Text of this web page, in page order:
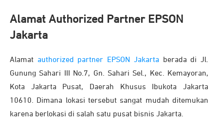
Alamat Authorized Partner EPSON
Jakarta
Alamat authorized partner EPSON Jakarta berada di Jl.
Gunung Sahari III No.7, Gn. Sahari Sel., Kec. Kemayoran,
Kota Jakarta Pusat, Daerah Khusus Ibukota Jakarta
10610. Dimana lokasi tersebut sangat mudah ditemukan
karena berlokasi di salah satu pusat bisnis Jakarta.